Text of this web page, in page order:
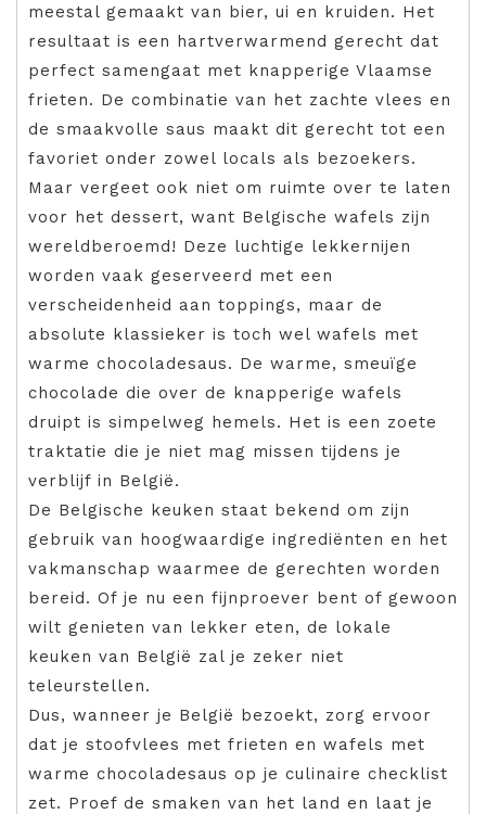
meestal gemaakt van bier, ui en kruiden. Het
resultaat is een hartverwarmend gerecht dat
perfect samengaat met knapperige Vlaamse
frieten. De combinatie van het zachte vlees en
de smaakvolle saus maakt dit gerecht tot een
favoriet onder zowel locals als bezoekers.
Maar vergeet ook niet om ruimte over te laten
voor het dessert, want Belgische wafels zijn
wereldberoemd! Deze luchtige lekkernijen
worden vaak geserveerd met een
verscheidenheid aan toppings, maar de
absolute klassieker is toch wel wafels met
warme chocoladesaus. De warme, smeuïge
chocolade die over de knapperige wafels
druipt is simpelweg hemels. Het is een zoete
traktatie die je niet mag missen tijdens je
verblijf in België.
De Belgische keuken staat bekend om zijn
gebruik van hoogwaardige ingrediënten en het
vakmanschap waarmee de gerechten worden
bereid. Of je nu een fijnproever bent of gewoon
wilt genieten van lekker eten, de lokale
keuken van België zal je zeker niet
teleurstellen.
Dus, wanneer je België bezoekt, zorg ervoor
dat je stoofvlees met frieten en wafels met
warme chocoladesaus op je culinaire checklist
zet. Proef de smaken van het land en laat je